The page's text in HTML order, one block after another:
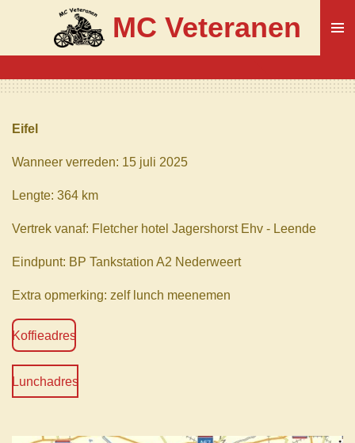
naar
de
MC Veteranen
Eifel
Wanneer verreden: 15 juli 2025
Lengte: 364 km
Vertrek vanaf: Fletcher hotel Jagershorst Ehv - Leende
Eindpunt: BP Tankstation A2 Nederweert
Extra opmerking: zelf lunch meenemen
Koffieadres
Lunchadres